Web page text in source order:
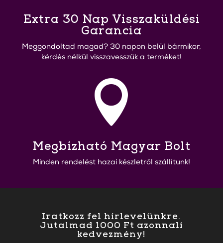
Extra 30 Nap Visszaküldési
Garancia
Meggondoltad magad? 30 napon belül bármikor,
kérdés nélkül visszavesszük a terméket!

Megbízható Magyar Bolt
Minden rendelést hazai készletről szállítunk!
Iratkozz fel hírlevelünkre.
Jutalmad 1000 Ft azonnali
kedvezmény!